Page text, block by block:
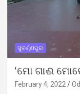
ସୁବର୍ଣ୍ଣପୁର
‘ମୋ ଗାଈ
February 4, 2022